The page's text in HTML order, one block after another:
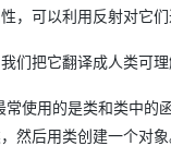
，可以利用反射对它们
们把它翻译成人类可理
使用的是类和类中的
然后用类创建一个对